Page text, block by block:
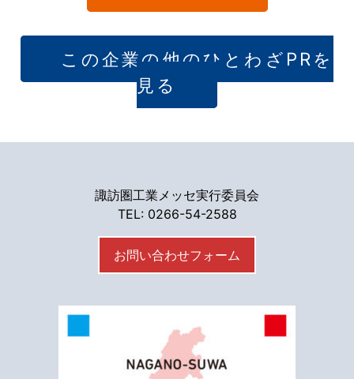
この企業の他のひとわざPRを
見る
諏訪圏工業メッセ実行委員会
TEL: 0266-54-2588
お問い合わせフォーム